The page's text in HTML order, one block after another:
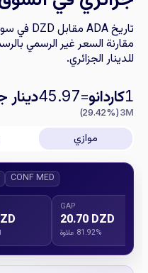
مقارنة السعر غير الرسمي
للدينار الجزائري.
1كاردانو=
45.97دينار
3M
(29.42%)
موازي
CONF MED
GAP
20.70 DZD
81.92% علاوة